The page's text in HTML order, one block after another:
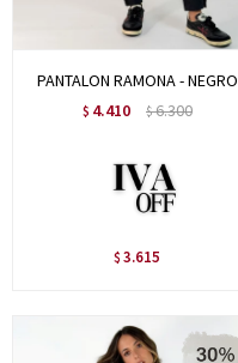
PANTALON RAMONA - NEGRO
$ 4.410 $6.300
$ 3.615